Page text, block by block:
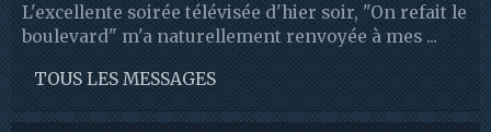
L'excellente soirée télévisée d'hier soir, "On refait le
boulevard" m'a naturellement renvoyée à mes ...
TOUS LES MESSAGES